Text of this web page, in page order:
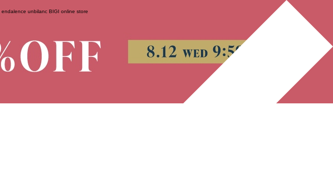
endalence unbilanc BIGI online store